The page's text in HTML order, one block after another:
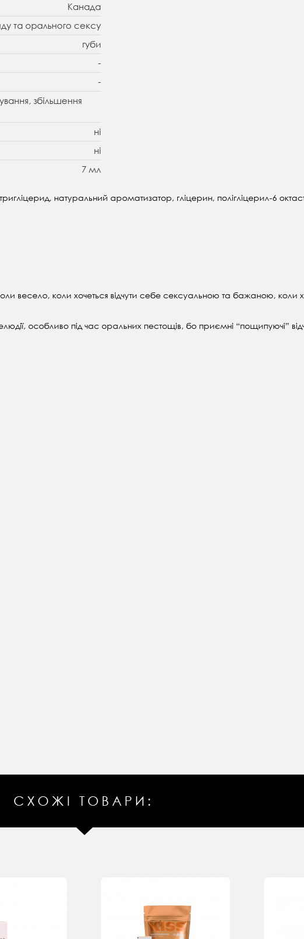
Канада
та орального сексу
губи
-
-
збільшення
ні
ні
7 мл
натуральний ароматизатор, гліцерин, полігліцерил-6
весело, коли хочеться відчути себе сексуальною та бажаною, коли
особливо під час оральних пестощів, бо приємні “пощипуючі”
СХОЖІ ТОВАРИ: